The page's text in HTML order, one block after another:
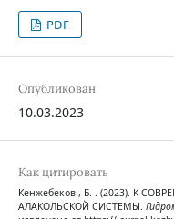
PDF
Опубликован
10.03.2023
Как цитировать
Кенжебеков , Б. . (2023). К
АЛАКОЛЬСКОЙ СИСТЕМЫ.